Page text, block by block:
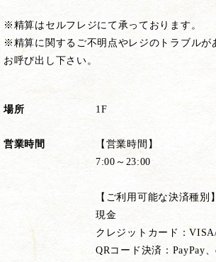
※精算はセルフレジにて承っております。
※精算に関するご不明点やレジのトラブル
お呼び出し下さい。
場所 1F
営業時間
【営業時間】
7:00～23:00
【ご利用可能な決済種別】
現金
クレジットカード：
QRコード決済：PayPay